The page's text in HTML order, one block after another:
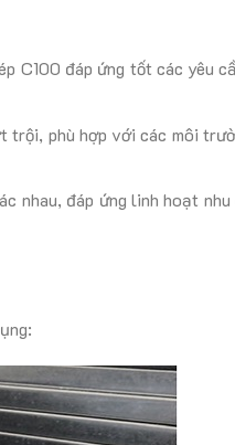
đáp ứng tốt các yêu
trội, phù hợp với các môi
nhau, đáp ứng linh hoạt